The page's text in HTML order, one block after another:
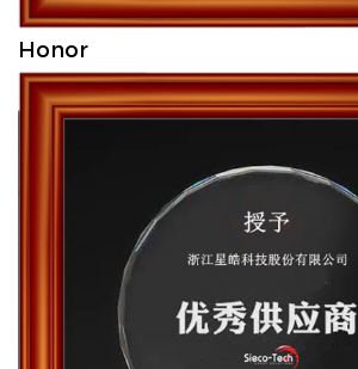
Honor